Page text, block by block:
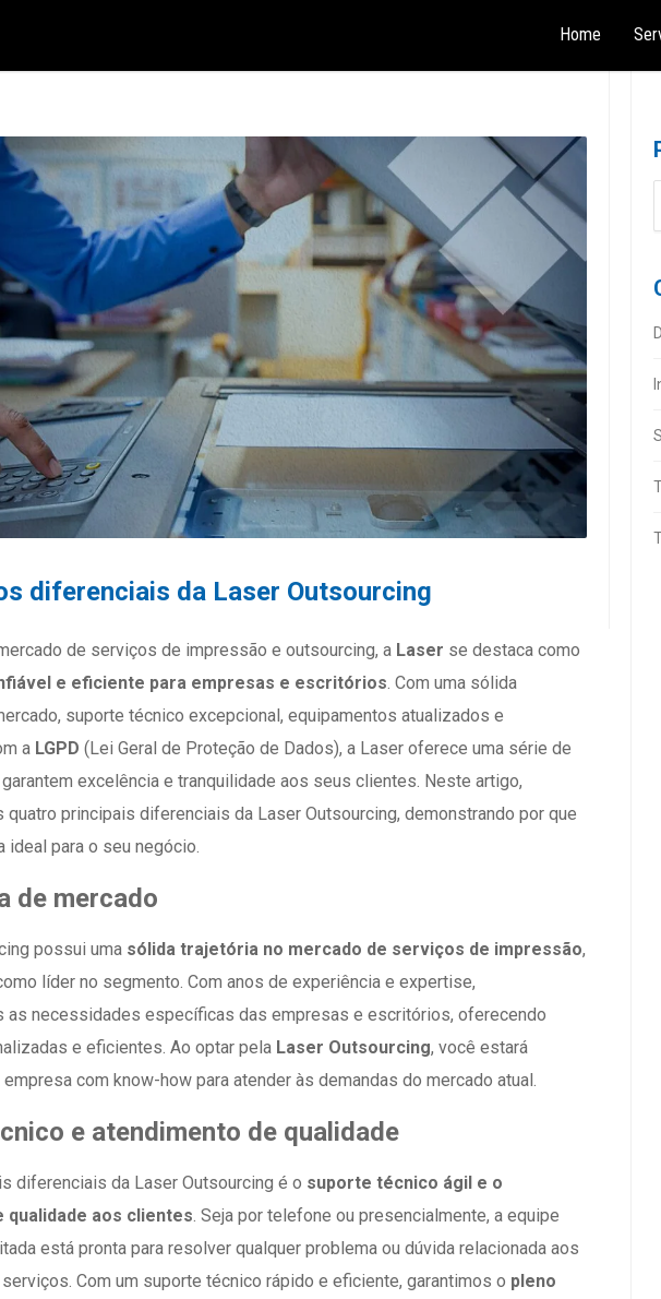
Home
diferenciais da Laser Outsourcing
de serviços de impressão e outsourcing, a Laser se destaca como
e eficiente para empresas e escritórios . Com uma sólida
suporte técnico excepcional, equipamentos atualizados e
a LGPD (Lei Geral de Proteção de Dados), a Laser oferece uma série de
excelência e tranquilidade aos seus clientes. Neste artigo,
quatro principais diferenciais da Laser Outsourcing, demonstrando por que
ideal para o seu negócio.
de mercado
possui uma sólida trajetória no mercado de serviços de impressão,
líder no segmento. Com anos de experiência e expertise,
as necessidades específicas das empresas e escritórios, oferecendo
e eficientes. Ao optar pela Laser Outsourcing, você estará
com know-how para atender às demandas do mercado atual.
e atendimento de qualidade
diferenciais da Laser Outsourcing é o suporte técnico ágil e o
qualidade aos clientes . Seja por telefone ou presencialmente, a equipe
está pronta para resolver qualquer problema ou dúvida relacionada aos
Com um suporte técnico rápido e eficiente, garantimos o pleno